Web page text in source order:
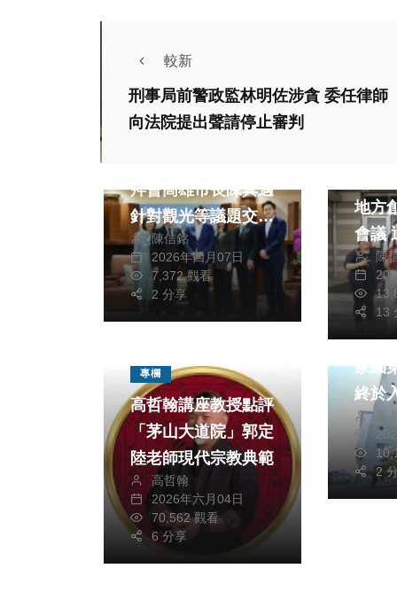
較新
刑事局前警政監林明佐涉貪 委任律師
向法院提出聲請停止審判
綜合新聞
拜會高雄市長陳其邁
針對觀光等議題交換
意見陳信銘
2026年四月07日
7,372 觀看
2 分享
地方
會議
南鎮
創生
約2
陳
13
專欄
高哲翰講座教授點評
「茅山大道院」郭定
陸老師現代宗教典範
高哲翰
2026年六月04日
70,562 觀看
6 分享
社會
健康
奔走
家園
終於
府提周
2